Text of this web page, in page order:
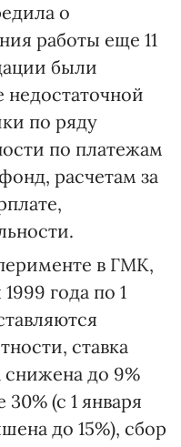
о
работы еще 11
были
недостаточной
по ряду
по платежам
расчетам за
в ГМК,
года по 1
ставка
снижена до 9%
(с 1 января
до 15%), сбор